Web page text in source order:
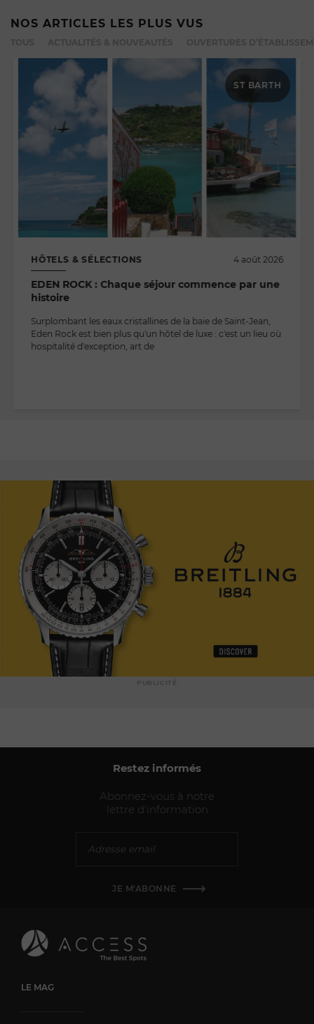
NOS ARTICLES LES PLUS VUS
ST BARTH
HÔTELS & SÉLECTIONS 4 août 2026
EDEN ROCK : Chaque séjour commence par une
histoire
Surplombant les eaux cristallines de la baie de Saint-Jean,
Eden Rock est bien plus qu'un hôtel de luxe : c'est un lieu où
hospitalité d'exception, art de
Restez informés
Abonnez-vous à notre
lettre d'information
JE M'ABONNE
LE MAG